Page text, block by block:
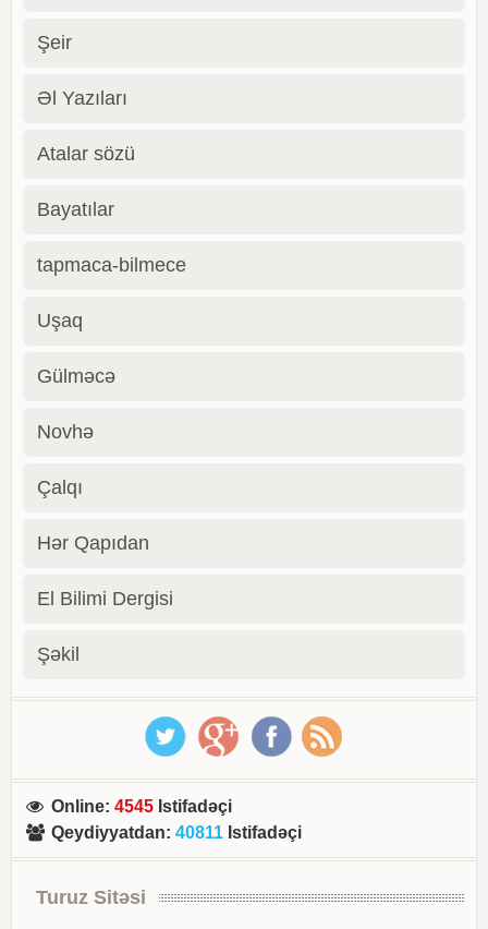
Şeir
Əl Yazıları
Atalar sözü
Bayatılar
tapmaca-bilmece
Uşaq
Gülməcə
Novhə
Çalqı
Hər Qapıdan
El Bilimi Dergisi
Şəkil
Online:4545 Istifadəçi
Qeydiyyatdan:40811 Istifadəçi
Turuz Sitəsi